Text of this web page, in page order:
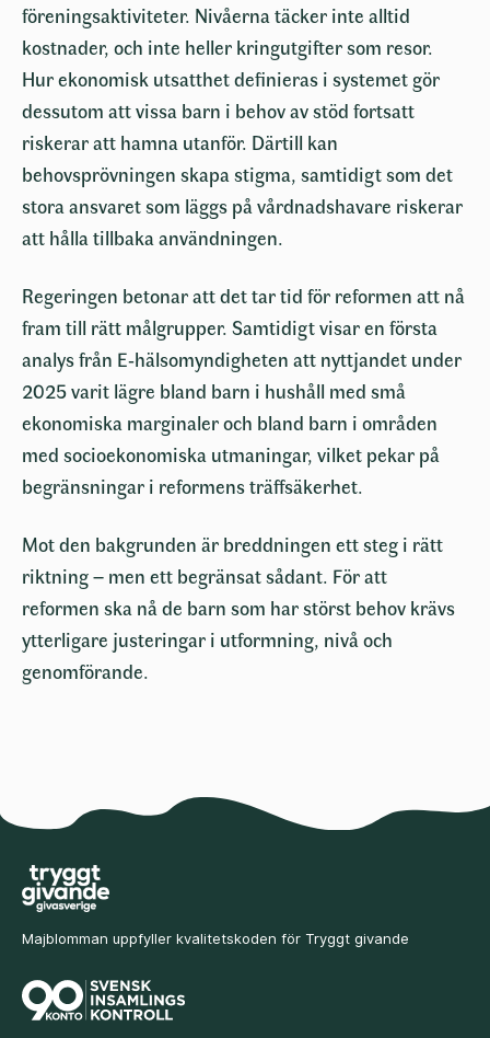
föreningsaktiviteter. Nivåerna täcker inte alltid
kostnader, och inte heller kringutgifter som resor.
Hur ekonomisk utsatthet definieras i systemet gör
dessutom att vissa barn i behov av stöd fortsatt
riskerar att hamna utanför. Därtill kan
behovsprövningen skapa stigma, samtidigt som det
stora ansvaret som läggs på vårdnadshavare riskerar
att hålla tillbaka användningen.
Regeringen betonar att det tar tid för reformen att nå
fram till rätt målgrupper. Samtidigt visar en första
analys från E‑hälsomyndigheten att nyttjandet under
2025 varit lägre bland barn i hushåll med små
ekonomiska marginaler och bland barn i områden
med socioekonomiska utmaningar, vilket pekar på
begränsningar i reformens träffsäkerhet.
Mot den bakgrunden är breddningen ett steg i rätt
riktning – men ett begränsat sådant. För att
reformen ska nå de barn som har störst behov krävs
ytterligare justeringar i utformning, nivå och
genomförande.
Majblomman uppfyller kvalitetskoden för Tryggt givande